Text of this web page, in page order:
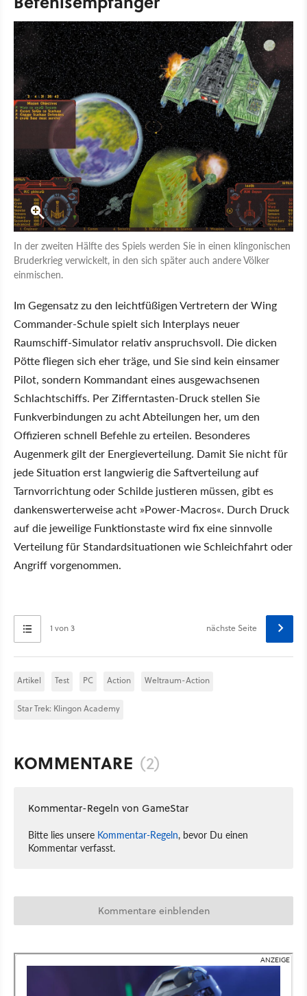
In der zweiten Hälfte des Spiels werden Sie in einen klingonischen
Bruderkrieg verwickelt, in den sich später auch andere Völker
einmischen.
Im Gegensatz zu den leichtfüßigen Vertretern der Wing
Commander-Schule spielt sich Interplays neuer
Raumschiff-Simulator relativ anspruchsvoll. Die dicken
Pötte fliegen sich eher träge, und Sie sind kein einsamer
Pilot, sondern Kommandant eines ausgewachsenen
Schlachtschiffs. Per Zifferntasten-Druck stellen Sie
Funkverbindungen zu acht Abteilungen her, um den
Offizieren schnell Befehle zu erteilen. Besonderes
Augenmerk gilt der Energieverteilung. Damit Sie nicht für
jede Situation erst langwierig die Saftverteilung auf
Tarnvorrichtung oder Schilde justieren müssen, gibt es
dankenswerterweise acht »Power-Macros«. Durch Druck
auf die jeweilige Funktionstaste wird fix eine sinnvolle
Verteilung für Standardsituationen wie Schleichfahrt oder
Angriff vorgenommen.
1 von 3 nächste Seite
Artikel Test PC Action Weltraum-Action
Star Trek: Klingon Academy
KOMMENTARE (2)
Kommentar-Regeln von GameStar
Bitte lies unsere Kommentar-Regeln, bevor Du einen
Kommentar verfasst.
Kommentare einblenden